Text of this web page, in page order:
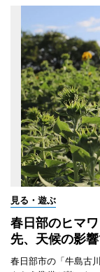
見る・遊ぶ
春日部のヒマ
先、天候の影
春日部市の「牛島古